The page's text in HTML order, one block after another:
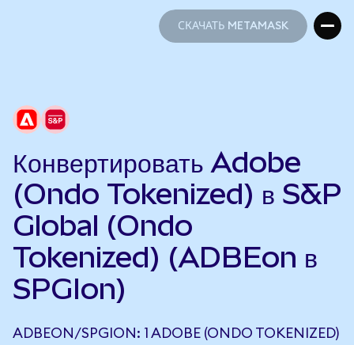
СКАЧАТЬ METAMASK
Конвертировать Adobe
(Ondo Tokenized) в S&P
Global (Ondo
Tokenized) (ADBEon в
SPGIon)
ADBEON/SPGION: 1 ADOBE (ONDO TOKENIZED)